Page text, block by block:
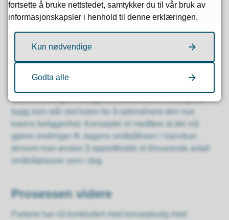
Konseptvalg
havnebassenget, steinplastring av fylling mot havnegata,
anskaffelse av ny kai med universell utforming
(tilsvarende kaiene i Lensvik og i Hasselvika), samt
havnebassenget. I tillegg anbefales det å rive dagens
bygg som står ved kaien for å optimalisere den nye
kaiens beliggenhet. Konseptet vil medføre at det må
gjøres endringer ift. dagens småbåthavn i Vanvikan
dersom man ønsker å opprettholde et tilsvarende antall
småbåtplasser som i dag.
Prosessen videre
Partene har nå konkludert med konseptvalg med
fortsette å bruke nettstedet, samtykker du til vår bruk av
informasjonskapsler i henhold til denne erklæringen.
Kun nødvendige
Godta alle